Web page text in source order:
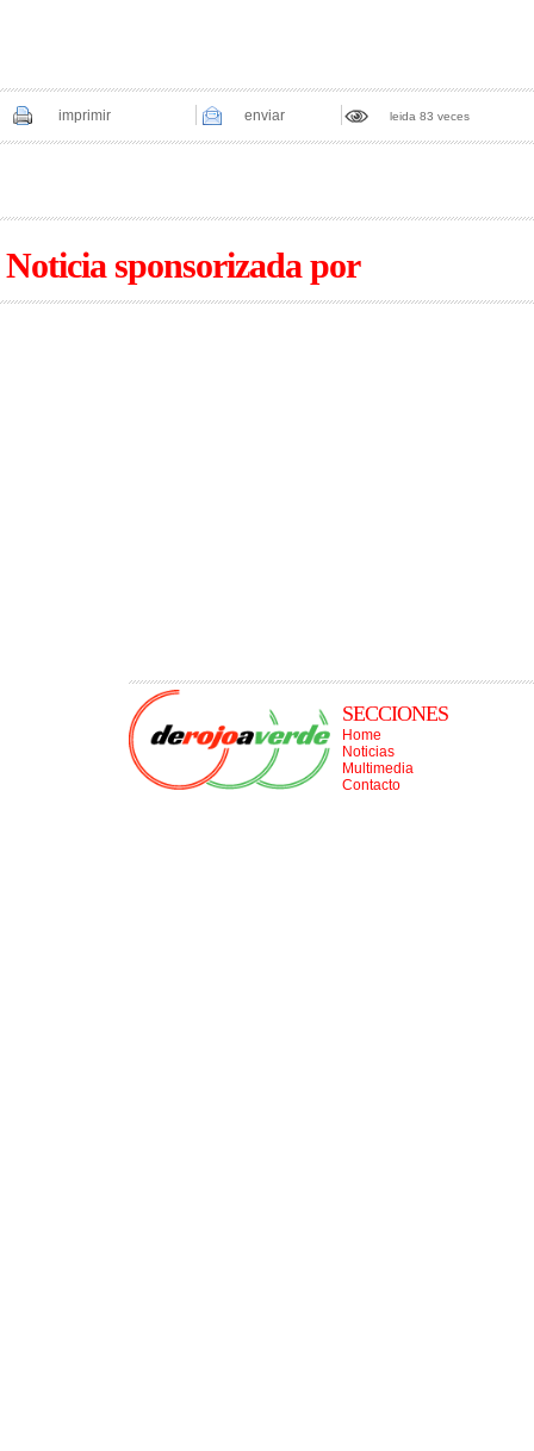
imprimir enviar leida 83 veces
Noticia sponsorizada por
SECCIONES
Home
Noticias
Multimedia
Contacto